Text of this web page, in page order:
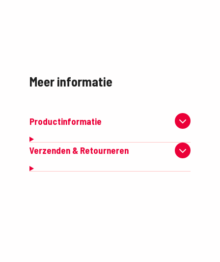
Meer informatie
Productinformatie
Verzenden & Retourneren